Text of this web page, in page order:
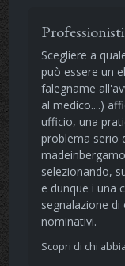
Professionisti
Scegliere a
può essere un
falegname
al medico....)
ufficio, una
problema serio
selezionando,
e dunque i una
segnalazione
nominativi.
Scopri di chi